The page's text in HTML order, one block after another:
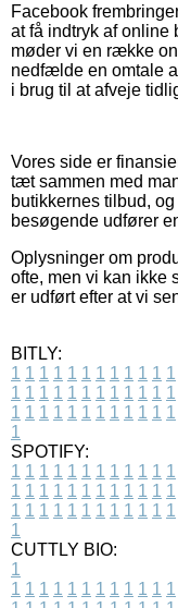
Facebook
at få indtryk af
møder vi en række
nedfælde en omtale
i brug til at afveje
Vores side er
tæt sammen med
butikkernes tilbud,
besøgende udfører
Oplysninger om
ofte, men vi kan ikke
er udført efter at vi
BITLY:
1 1 1 1 1 1 1 1 1 1 1 1
1 1 1 1 1 1 1 1 1 1 1 1
1 1 1 1 1 1 1 1 1 1 1 1
1
SPOTIFY:
1 1 1 1 1 1 1 1 1 1 1 1
1 1 1 1 1 1 1 1 1 1 1 1
1 1 1 1 1 1 1 1 1 1 1 1
1
CUTTLY BIO:
1
1 1 1 1 1 1 1 1 1 1 1 1